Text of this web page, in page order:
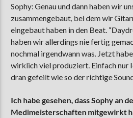
Sophy: Genau und dann haben wir
zusammengebaut, bei dem wir
eingebaut haben in den Beat.
haben wir allerdings nie fertig
nochmal irgendwann was. Jetzt
wirklich viel produziert. Einfach nur
dran gefeilt wie so der richtige
Ich habe gesehen, dass Sophy an
Medimeisterschaften mitgewirkt